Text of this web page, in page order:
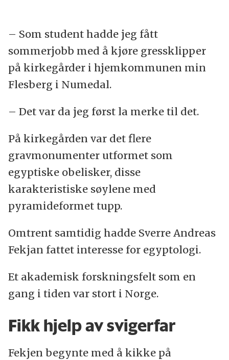
– Som student hadde jeg fått
sommerjobb med å kjøre gressklipper
på kirkegårder i hjemkommunen min
Flesberg i Numedal.
– Det var da jeg først la merke til det.
På kirkegården var det flere
gravmonumenter utformet som
egyptiske obelisker, disse
karakteristiske søylene med
pyramideformet tupp.
Omtrent samtidig hadde Sverre Andreas
Fekjan fattet interesse for egyptologi.
Et akademisk forskningsfelt som en
gang i tiden var stort i Norge.
Fikk hjelp av svigerfar
Fekjen begynte med å kikke på